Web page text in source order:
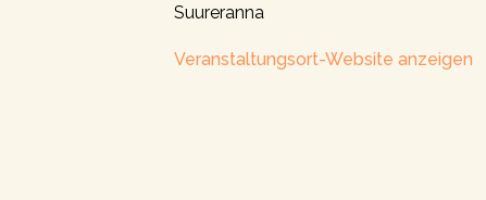
Suureranna
Veranstaltungsort-Website anzeigen